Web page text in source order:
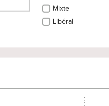
Mixte
Libéral